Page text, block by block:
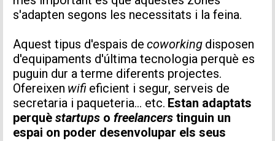
s'adapten segons les necessitats i la feina.
Aquest tipus d'espais de coworking disposen
d'equipaments d'última tecnologia perquè es
puguin dur a terme diferents projectes.
Ofereixen wifi eficient i segur, serveis de
secretaria i paqueteria… etc. Estan adaptats
perquè startups o freelancers tinguin un
espai on poder desenvolupar els seus
Accepto rebre comunicacions d'Aticco